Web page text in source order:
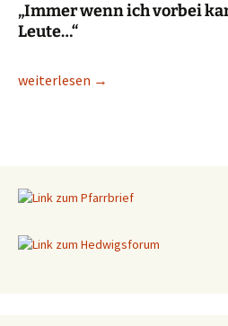
„Immer wenn ich vorbei
Leute…“
Unser Kirchentagebuch 43
weiterlesen →